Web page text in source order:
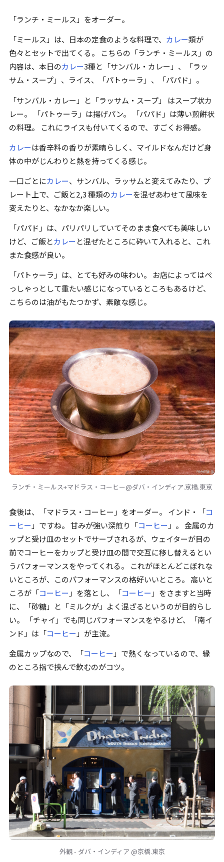
「ランチ・ミールス 」 をオーダー。
「ミールス 」 は、日本の定食のような料理で、 カレー類が
色々とセットで出てくる。 こちらの 「ランチ・ミールス 」 の
内容は、本日のカレー3種と 「サンバル・カレー 」 、 「ラッ
サム・スープ」 、ライス、 「パトゥーラ 」 、 「パパド 」 。
「サンバル・カレー 」 と 「ラッサム・スープ」
はスープ状カ
レー。
「パトゥーラ 」 は揚げパン。 「パパド 」 は薄い煎餅状
の料理。 これにライスも付いてくるので、すごくお得感。
カレーは香辛料の香りが素晴らしく、マイルドなんだけど身
体の中がじんわりと熱を持ってくる感じ。
一口ごとにカレー、 サンバル、 ラッサムと変えてみたり、プ
レート上で、ご飯と2,3 種類のカレーを混ぜあわせて風味を
変えたりと、なかなか楽しい。
「パパド 」 は、パリパリしていてそのまま食べても美味しい
けど、ご飯とカレー と混ぜたところに砕いて入れると、これ
また食感が良い。
「パトゥーラ 」 は、とても好みの味わい。 お店によってはぺ
っしゃっとして重たい感じになっているところもあるけど、
こちらのは油がもたつかず、素敵な感じ。
ランチ・ミールス+マドラス・コーヒー@ダバ・インディア.京橋.東京
食後は、 「マドラス・コーヒー 」 をオーダー。 インド・ 「コ
ーヒー 」 ですね。 甘みが強い深煎り 「コーヒー 」 。 金属のカ
ップと受け皿のセットでサーブされるが、ウェイターが目の
前でコーヒーをカップと受け皿の間で交互に移し替えるとい
うパフォーマンスをやってくれる。 これがほとんどこぼれな
いところが、このパフォーマンスの格好いいところ。 高いと
ころが「コーヒー 」 を落とし、 「コーヒー 」 をさますと当時
に、
「砂糖」 と 「ミルクが」 よく混ざるというのが目的らし
い。
「チャイ 」 でも同じパフォーマンスをやるけど、 「南イ
ンド 」 は 「コーヒー 」 が主流。
金属カップなので、
「コーヒー 」 で熱くなっているので、縁
のところ指で挟んで飲むのがコツ。
外観 - ダバ・インディア @京橋.東京